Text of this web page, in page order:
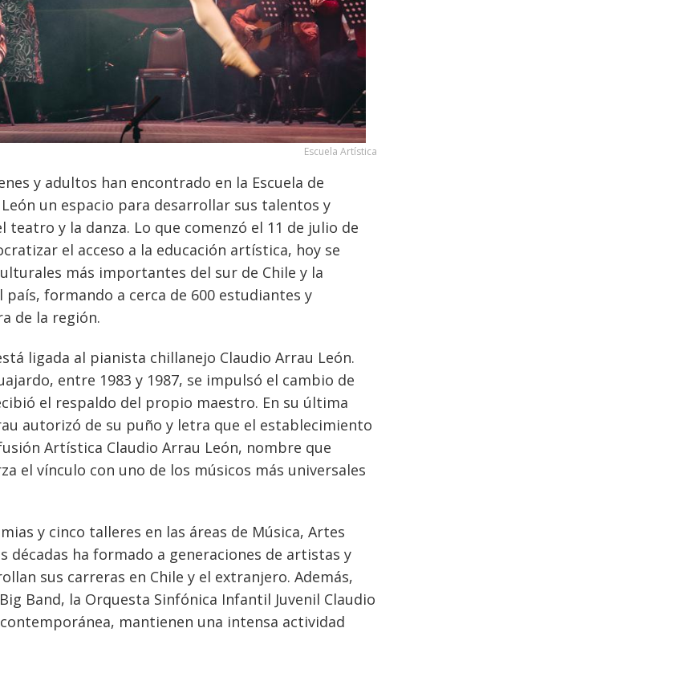
Escuela Artística
y adultos han encontrado en la Escuela de
un espacio para desarrollar sus talentos y
teatro y la danza. Lo que comenzó el 11 de julio de
el acceso a la educación artística, hoy se
más importantes del sur de Chile y la
formando a cerca de 600 estudiantes y
de la región.
ligada al pianista chillanejo Claudio Arrau León.
entre 1983 y 1987, se impulsó el cambio de
el respaldo del propio maestro. En su última
autorizó de su puño y letra que el establecimiento
Artística Claudio Arrau León, nombre que
el vínculo con uno de los músicos más universales
y cinco talleres en las áreas de Música, Artes
décadas ha formado a generaciones de artistas y
sus carreras en Chile y el extranjero. Además,
Band, la Orquesta Sinfónica Infantil Juvenil Claudio
mantienen una intensa actividad